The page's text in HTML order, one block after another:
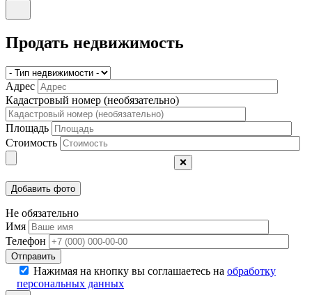
Продать недвижимость
Адрес
Кадастровый номер (необязательно)
Площадь
Стоимость
❌
Не обязательно
Имя
Телефон
Отправить
Нажимая на кнопку вы соглашаетесь на обработку
персональных данных